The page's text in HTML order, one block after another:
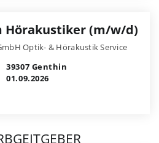
Hörakustiker (m/w/d)
Optik- & Hörakustik Service
39307 Genthin
01.09.2026